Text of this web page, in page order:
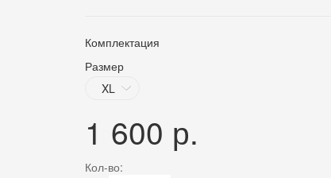
Комплектация
Размер
1 600 р.
Кол-во: